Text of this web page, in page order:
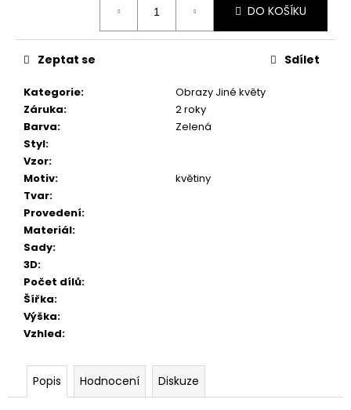
DO KOŠÍKU
Kategorie:
Obrazy Jiné květy
Záruka:
2 roky
Barva:
Zelená
Styl:
Vzor:
Motiv:
květiny
Tvar:
Provedení:
Materiál:
Sady:
3D:
Počet dílů:
Šířka:
Výška:
Vzhled:
Zeptat se Sdílet
Popis Hodnocení Diskuze
OKNO
STROM
599
Kč